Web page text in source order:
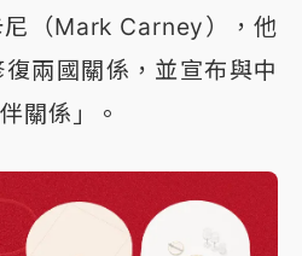
（Mark Carney），他
兩國關係，並宣布與中
關係」。